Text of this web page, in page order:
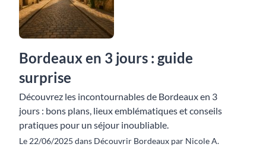
Bordeaux en 3 jours : guide
surprise
Découvrez les incontournables de Bordeaux en 3
jours : bons plans, lieux emblématiques et conseils
pratiques pour un séjour inoubliable.
Le 22/06/2025 dans Découvrir Bordeaux par Nicole A.